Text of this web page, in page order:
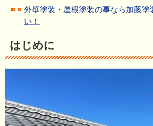
外壁塗装・屋根塗装の事なら加藤塗
い！
はじめに